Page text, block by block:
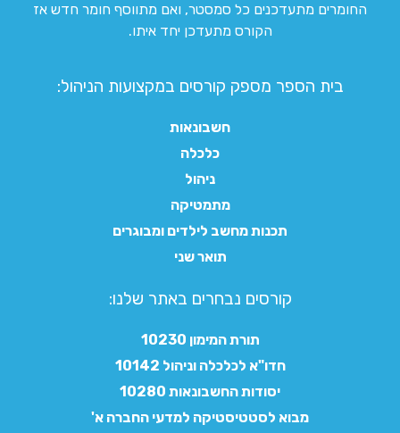
החומרים מתעדכנים כל סמסטר, ואם מתווסף חומר חדש אז
הקורס מתעדכן יחד איתו.
בית הספר מספק קורסים במקצועות הניהול:
חשבונאות
כלכלה
ניהול
מתמטיקה
תכנות מחשב לילדים ומבוגרים
תואר שני
קורסים נבחרים באתר שלנו:​
תורת המימון 10230
חדו"א לכלכלה וניהול 10142
יסודות החשבונאות 10280
מבוא לסטטיסטיקה למדעי החברה א'